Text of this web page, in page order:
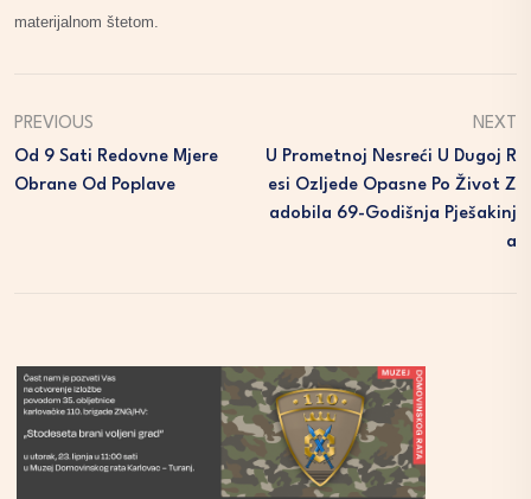
materijalnom štetom.
PREVIOUS
Od 9 Sati Redovne Mjere
Obrane Od Poplave
NEXT
U Prometnoj Nesreći U Dugoj R
Esi Ozljede Opasne Po Život Z
Adobila 69-Godišnja Pješakinj
A